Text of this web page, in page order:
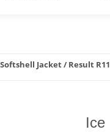
Jacket / Result
Ice